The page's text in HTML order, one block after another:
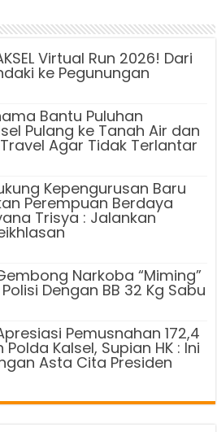
Virtual Run 2026! Dari
ke Pegunungan
Bantu Puluhan
Pulang ke Tanah Air dan
Agar Tidak Terlantar
Kepengurusan Baru
Perempuan Berdaya
Trisya : Jalankan
Narkoba “Miming”
Dengan BB 32 Kg Sabu
Pemusnahan 172,4
Kalsel, Supian HK : Ini
Asta Cita Presiden